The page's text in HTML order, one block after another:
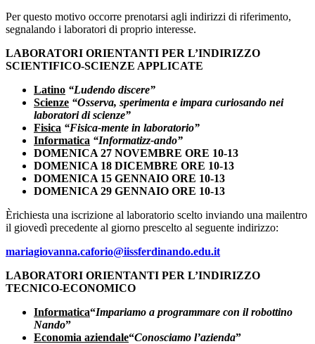
Per questo motivo occorre prenotarsi agli indirizzi di riferimento,
segnalando i laboratori di proprio interesse.
LABORATORI ORIENTANTI PER L’INDIRIZZO
SCIENTIFICO-SCIENZE APPLICATE
Latino “Ludendo discere”
Scienze “Osserva, sperimenta e impara curiosando nei
laboratori di scienze”
Fisica “Fisica-mente in laboratorio”
Informatica “Informatizz-ando”
DOMENICA 27 NOVEMBRE ORE 10-13
DOMENICA 18 DICEMBRE ORE 10-13
DOMENICA 15 GENNAIO ORE 10-13
DOMENICA 29 GENNAIO ORE 10-13
Èrichiesta una iscrizione al laboratorio scelto inviando una mailentro
il giovedì precedente al giorno prescelto al seguente indirizzo:
mariagiovanna.caforio@iissferdinando.edu.it
LABORATORI ORIENTANTI PER L’INDIRIZZO
TECNICO-ECONOMICO
Informatica“Impariamo a programmare con il robottino
Nando”
Economia aziendale“Conosciamo l’azienda”